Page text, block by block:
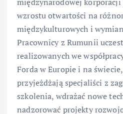
wzrostu otwartości na
międzykulturowych i
Pracownicy z Rumunii
realizowanych we
Forda w Europie i na
przyjeżdżają specjaliści z
szkolenia, wdrażać nowe
nadzorować projekty